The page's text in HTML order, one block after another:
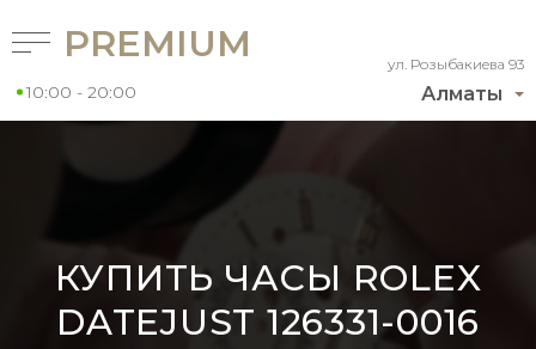
Алматы
ул. Розыбакиева 93
PREMIUM
10:00 - 20:00
КУПИТЬ ЧАСЫ ROLEX
DATEJUST 126331-0016